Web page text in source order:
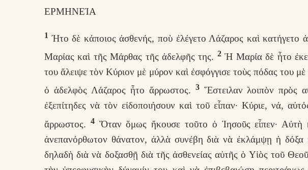
ΕΡΜΗΝΕΊΑ
1 Ήτο δὲ κάποιος ἀσθενής, ποὺ ἐλέγετο Λάζαρος καὶ κατήγετο
Μαρίας καὶ τῆς Μάρθας τῆς ἀδελφῆς της. 2Ἡ Μαρία δὲ ἦτο
του ἄλειψε τὸν Κύριον μὲ μύρον καὶ ἐσφόγγισε τοὺς πόδας του
ὁ ἀδελφὸς Λάζαρος ἦτο ἄρρωστος. 3Ἔστειλαν λοιπὸν πρὸς
ἐξεπίτηδες νὰ τὸν εἰδοποιήσουν καὶ τοῦ εἶπαν· Κύριε, νά,
ἄρρωστος. 4Ὅταν ὅμως ἤκουσε τοῦτο ὁ Ἰησοῦς εἶπεν· Αὐτὴ
ἀνεπανόρθωτον θάνατον, ἀλλὰ συνέβη διὰ νὰ ἐκλάμψῃ ἡ δόξα
δηλαδὴ διὰ νὰ δοξασθῇ διὰ τῆς ἀσθενείας αὐτῆς ὁ Υἱὸς τοῦ